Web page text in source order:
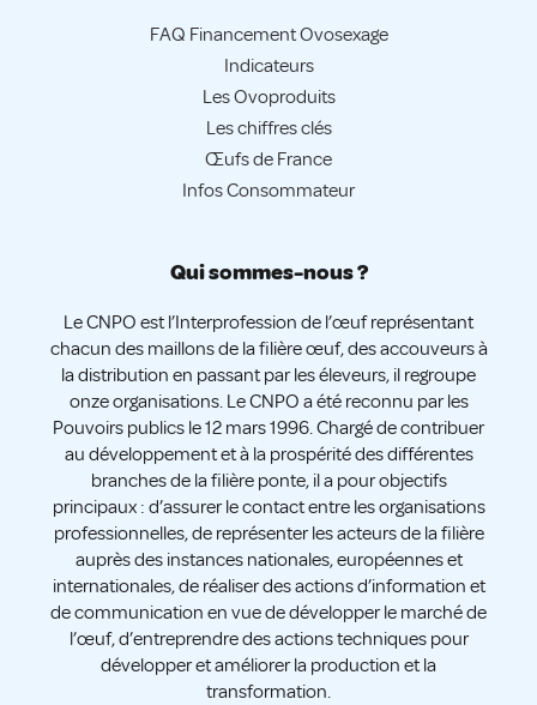
FAQ Financement Ovosexage
Indicateurs
Les Ovoproduits
Les chiffres clés
Œufs de France
Infos Consommateur
Qui sommes-nous ?
Le CNPO est l’Interprofession de l’œuf représentant
chacun des maillons de la filière œuf, des accouveurs à
la distribution en passant par les éleveurs, il regroupe
onze organisations. Le CNPO a été reconnu par les
Pouvoirs publics le 12 mars 1996. Chargé de contribuer
au développement et à la prospérité des différentes
branches de la filière ponte, il a pour objectifs
principaux : d’assurer le contact entre les organisations
professionnelles, de représenter les acteurs de la filière
auprès des instances nationales, européennes et
internationales, de réaliser des actions d’information et
de communication en vue de développer le marché de
l’œuf, d’entreprendre des actions techniques pour
développer et améliorer la production et la
transformation.